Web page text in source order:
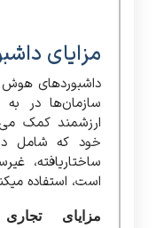
مزایای
داشبوردهای هوش
سازمان‌ها در
ارزشمند کمک
خود که شامل
ساختاریافته،
است، استفاده
مزایای